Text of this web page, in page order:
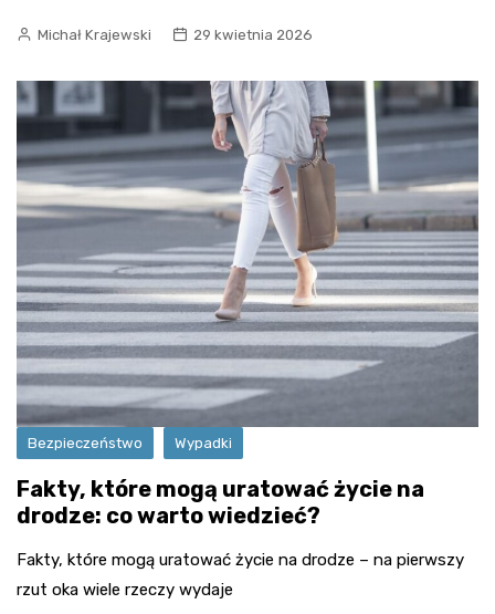
Michał Krajewski 29 kwietnia 2026
Bezpieczeństwo Wypadki
Fakty, które mogą uratować życie na
drodze: co warto wiedzieć?
Fakty, które mogą uratować życie na drodze – na pierwszy
rzut oka wiele rzeczy wydaje